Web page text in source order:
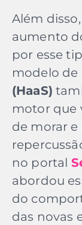
Além
aumento
por esse
modelo de
(HaaS)
motor que
de morar e
no portal
abordou
do
das novas